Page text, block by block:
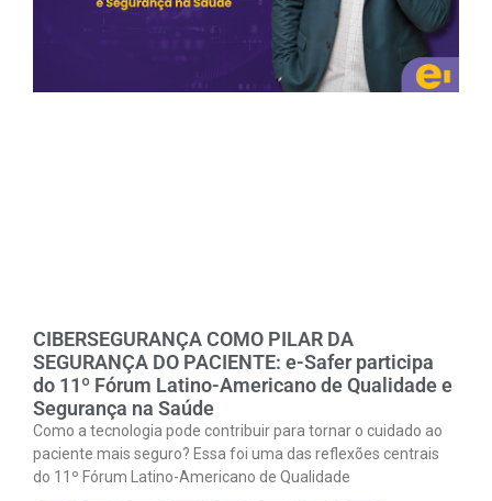
CIBERSEGURANÇA COMO PILAR DA
SEGURANÇA DO PACIENTE: e-Safer participa
do 11º Fórum Latino-Americano de Qualidade e
Segurança na Saúde
Como a tecnologia pode contribuir para tornar o cuidado ao
paciente mais seguro? Essa foi uma das reflexões centrais
do 11º Fórum Latino-Americano de Qualidade